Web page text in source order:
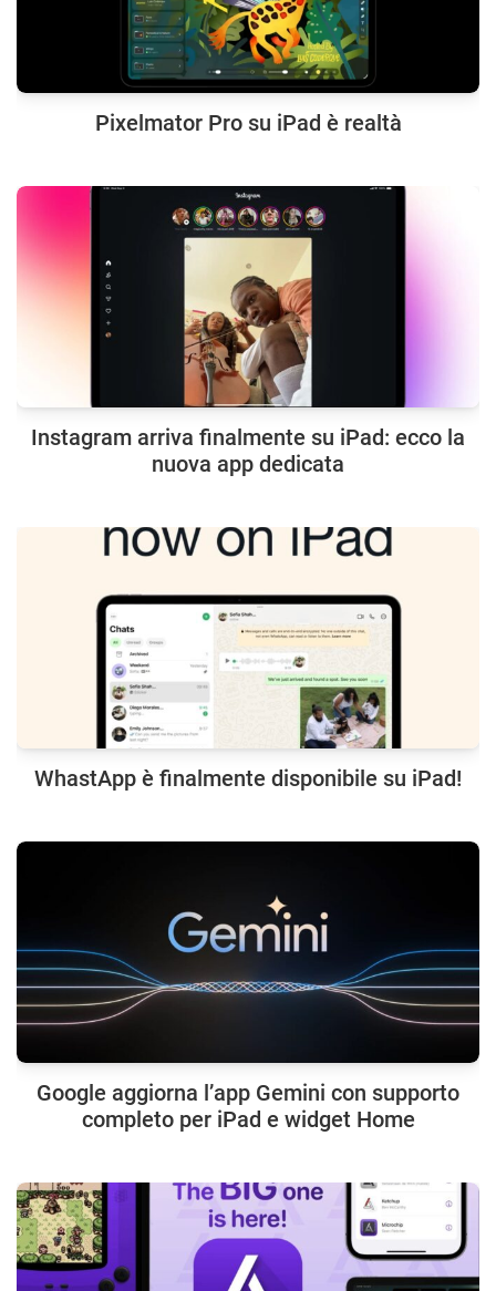
Pixelmator Pro su iPad è realtà
Instagram arriva finalmente su iPad: ecco la
nuova app dedicata
WhastApp è finalmente disponibile su iPad!
Google aggiorna l’app Gemini con supporto
completo per iPad e widget Home